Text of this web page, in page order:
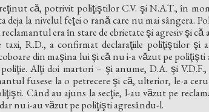
că, potrivit poliţiştilor C.V. şi N.A.T., în
deja la nivelul feţei o rană care nu mai sângera.
era în stare de ebrietate şi agresiv şi că
taxi, R.D., a confirmat declaraţiile poliţiştilor
din maşina lui şi că nu i-a văzut pe poliţişti
Alţi doi martori – şi anume, D.A. şi
fusese la o petrecere şi că, ulterior, le-a
Când au ajuns la secţie, l-au văzut pe
nu i-au văzut pe poliţişti agresându-l.